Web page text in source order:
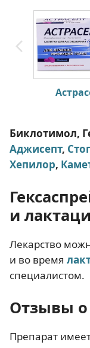
Биклотимол,
Аджисепт,
Хепилор,
и
Лекарство
и во время
специалистом.
Отзывы о
Препарат